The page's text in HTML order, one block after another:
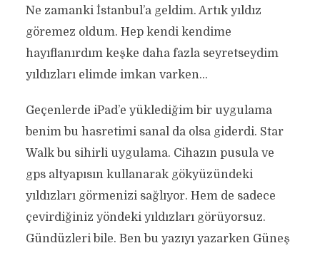
Ne zamanki İstanbul’a geldim. Artık yıldız
göremez oldum. Hep kendi kendime
hayıflanırdım keşke daha fazla seyretseydim
yıldızları elimde imkan varken…
Geçenlerde iPad’e yüklediğim bir uygulama
benim bu hasretimi sanal da olsa giderdi. Star
Walk bu sihirli uygulama. Cihazın pusula ve
gps altyapısın kullanarak gökyüzündeki
yıldızları görmenizi sağlıyor. Hem de sadece
çevirdiğiniz yöndeki yıldızları görüyorsuz.
Gündüzleri bile. Ben bu yazıyı yazarken Güneş